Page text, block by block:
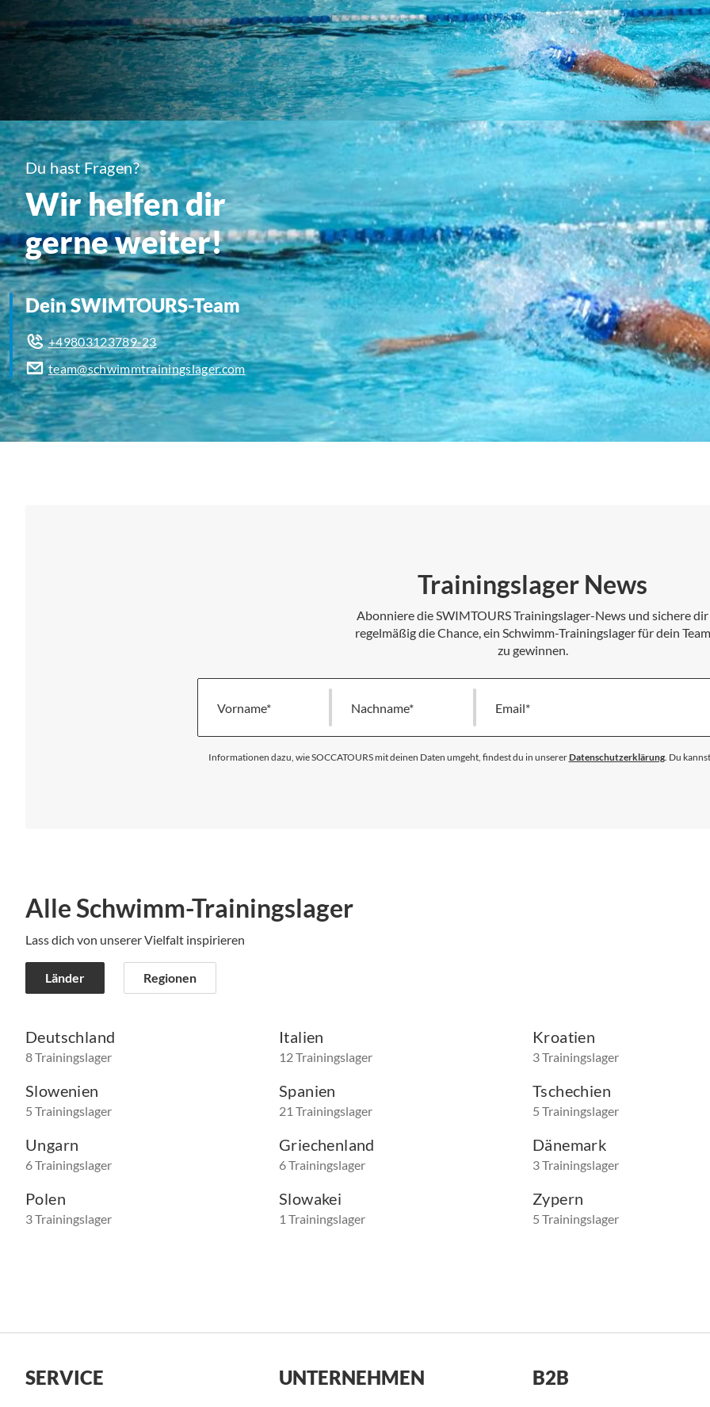
Du hast Fragen?
Wir helfen dir
gerne weiter!
Dein SWIMTOURS-Team
+49803123789-23
team@schwimmtrainingslager.com
Trainingslager News
Abonniere die SWIMTOURS Trainingslager-News und sichere dir
regelmäßig die Chance, ein Schwimm-Trainingslager für dein Team
zu gewinnen.
dich
Newsletter
Informationen dazu, wie SOCCATOURS mit deinen Daten umgeht, findest du in unsererDatenschutzerklärung. Du
Alle Schwimm-Trainingslager
Lass dich von unserer Vielfalt inspirieren
Länder Regionen
Deutschland
8 Trainingslager
Italien
12 Trainingslager
Kroatien
3 Trainingslager
Slowenien
5 Trainingslager
Spanien
21 Trainingslager
Tschechien
5 Trainingslager
Ungarn
6 Trainingslager
Griechenland
6 Trainingslager
Dänemark
3 Trainingslager
Polen
3 Trainingslager
Slowakei
1 Trainingslager
Zypern
5 Trainingslager
SERVICE UNTERNEHMEN B2B